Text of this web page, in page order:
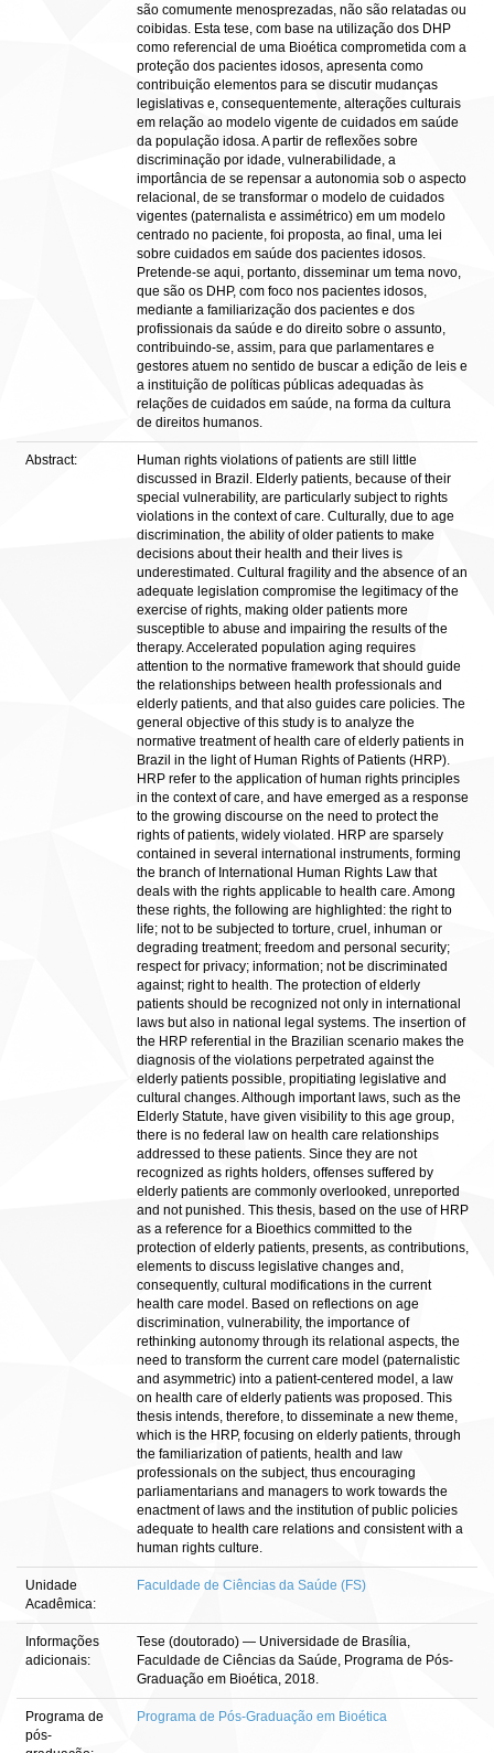
são comumente menosprezadas, não são relatadas ou
coibidas. Esta tese, com base na utilização dos DHP
como referencial de uma Bioética comprometida com a
proteção dos pacientes idosos, apresenta como
contribuição elementos para se discutir mudanças
legislativas e, consequentemente, alterações culturais
em relação ao modelo vigente de cuidados em saúde
da população idosa. A partir de reflexões sobre
discriminação por idade, vulnerabilidade, a
importância de se repensar a autonomia sob o aspecto
relacional, de se transformar o modelo de cuidados
vigentes (paternalista e assimétrico) em um modelo
centrado no paciente, foi proposta, ao final, uma lei
sobre cuidados em saúde dos pacientes idosos.
Pretende-se aqui, portanto, disseminar um tema novo,
que são os DHP, com foco nos pacientes idosos,
mediante a familiarização dos pacientes e dos
profissionais da saúde e do direito sobre o assunto,
contribuindo-se, assim, para que parlamentares e
gestores atuem no sentido de buscar a edição de leis e
a instituição de políticas públicas adequadas às
relações de cuidados em saúde, na forma da cultura
de direitos humanos.
Abstract:
Human rights violations of patients are still little
discussed in Brazil. Elderly patients, because of their
special vulnerability, are particularly subject to rights
violations in the context of care. Culturally, due to age
discrimination, the ability of older patients to make
decisions about their health and their lives is
underestimated. Cultural fragility and the absence of an
adequate legislation compromise the legitimacy of the
exercise of rights, making older patients more
susceptible to abuse and impairing the results of the
therapy. Accelerated population aging requires
attention to the normative framework that should guide
the relationships between health professionals and
elderly patients, and that also guides care policies. The
general objective of this study is to analyze the
normative treatment of health care of elderly patients in
Brazil in the light of Human Rights of Patients (HRP).
HRP refer to the application of human rights principles
in the context of care, and have emerged as a response
to the growing discourse on the need to protect the
rights of patients, widely violated. HRP are sparsely
contained in several international instruments, forming
the branch of International Human Rights Law that
deals with the rights applicable to health care. Among
these rights, the following are highlighted: the right to
life; not to be subjected to torture, cruel, inhuman or
degrading treatment; freedom and personal security;
respect for privacy; information; not be discriminated
against; right to health. The protection of elderly
patients should be recognized not only in international
laws but also in national legal systems. The insertion of
the HRP referential in the Brazilian scenario makes the
diagnosis of the violations perpetrated against the
elderly patients possible, propitiating legislative and
cultural changes. Although important laws, such as the
Elderly Statute, have given visibility to this age group,
there is no federal law on health care relationships
addressed to these patients. Since they are not
recognized as rights holders, offenses suffered by
elderly patients are commonly overlooked, unreported
and not punished. This thesis, based on the use of HRP
as a reference for a Bioethics committed to the
protection of elderly patients, presents, as contributions,
elements to discuss legislative changes and,
consequently, cultural modifications in the current
health care model. Based on reflections on age
discrimination, vulnerability, the importance of
rethinking autonomy through its relational aspects, the
need to transform the current care model (paternalistic
and asymmetric) into a patient-centered model, a law
on health care of elderly patients was proposed. This
thesis intends, therefore, to disseminate a new theme,
which is the HRP, focusing on elderly patients, through
the familiarization of patients, health and law
professionals on the subject, thus encouraging
parliamentarians and managers to work towards the
enactment of laws and the institution of public policies
adequate to health care relations and consistent with a
human rights culture.
Unidade
Acadêmica:
Faculdade de Ciências da Saúde (FS)
Informações
adicionais:
Tese (doutorado) — Universidade de Brasília,
Faculdade de Ciências da Saúde, Programa de Pós-
Graduação em Bioética, 2018.
Programa de
pós-
Programa de Pós-Graduação em Bioética